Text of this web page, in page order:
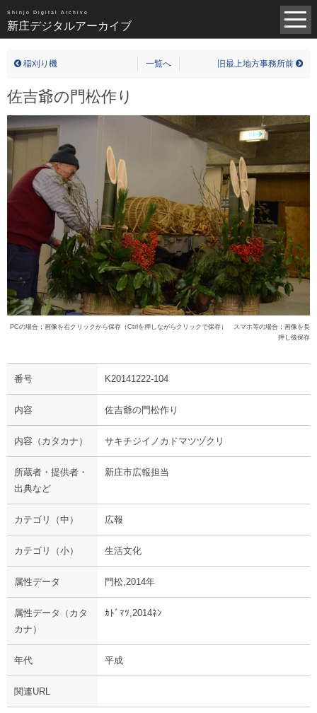
Shinjo Digital Archive
新庄デジタルアーカイブ
近世（14） 近代（19）
タグ全一覧
新庄デジタルアーカイブについて
TOPページ
稲刈り機 一覧へ 旧最上地方事務所前
佐吉爺の門松作り
PCの場合：画像を右クリックから保存（Ctrlを押しながらクリックで保存） スマホ等の場合：画像を長
押し後保存
番号 K20141222-104
内容 佐吉爺の門松作り
内容（カタカナ） サキチジイノカドマツヅクリ
所蔵者・提供者・
出典など
新庄市広報担当
カテゴリ（中） 広報
カテゴリ（小） 生活文化
属性データ 門松,2014年
属性データ（カタ
カナ）
ｶﾄﾞﾏﾂ,2014ﾈﾝ
年代 平成
関連URL